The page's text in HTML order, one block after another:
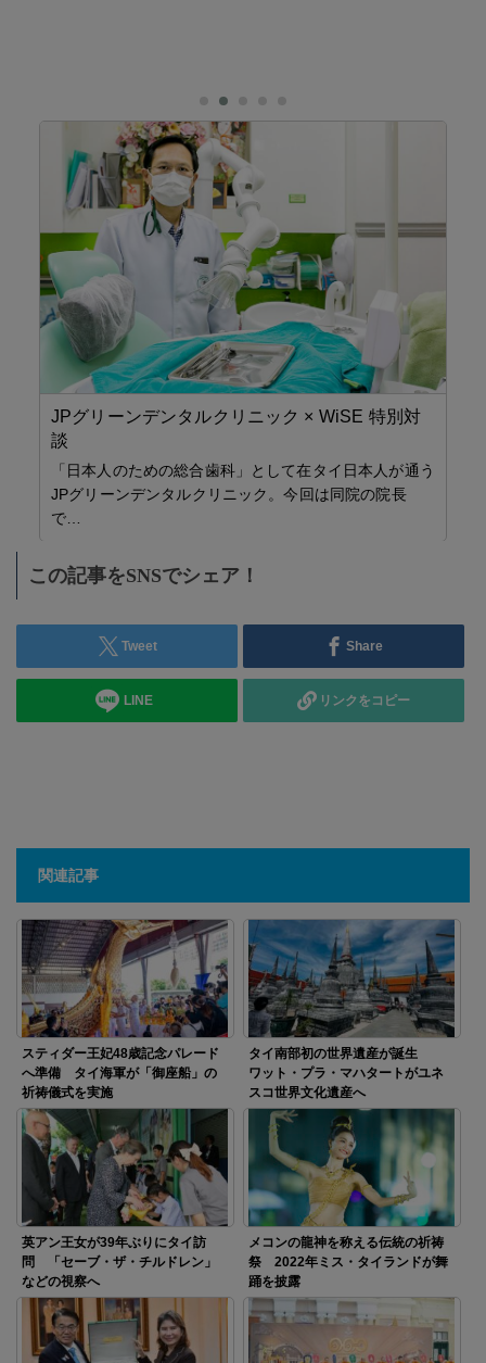
110Financial
帰国後、後悔しないために
タイにいるうちにできることってなんだろう？
海外居住ステータスを活かした資産運用とは？
この記事をSNSでシェア！
Tweet Share
LINE リンクをコピー
関連記事
スティダー王妃48歳記念パレード
へ準備 タイ海軍が「御座船」の
祈祷儀式を実施
タイ南部初の世界遺産が誕生
ワット・プラ・マハタートがユネ
スコ世界文化遺産へ
英アン王女が39年ぶりにタイ訪
問 「セーブ・ザ・チルドレン」
などの視察へ
メコンの龍神を称える伝統の祈祷
祭 2022年ミス・タイランドが舞
踊を披露